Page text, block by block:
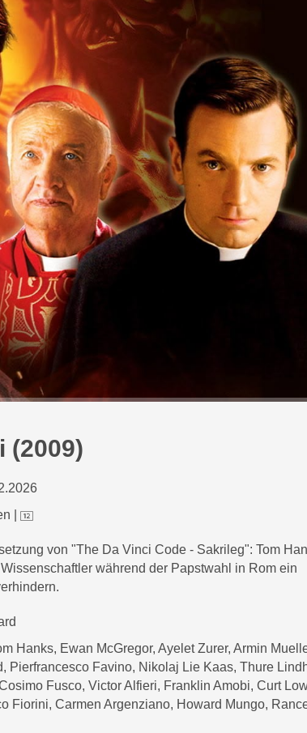
(2009)
von "The Da Vinci Code - Sakrileg": Tom
während der Papstwahl in Rom ein
Hanks, Ewan McGregor, Ayelet Zurer, Armin
Pierfrancesco Favino, Nikolaj Lie Kaas, Thure
Fusco, Victor Alfieri, Franklin Amobi, Curt
Fiorini, Carmen Argenziano, Howard Mungo,